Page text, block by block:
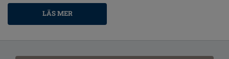
LÄS MER